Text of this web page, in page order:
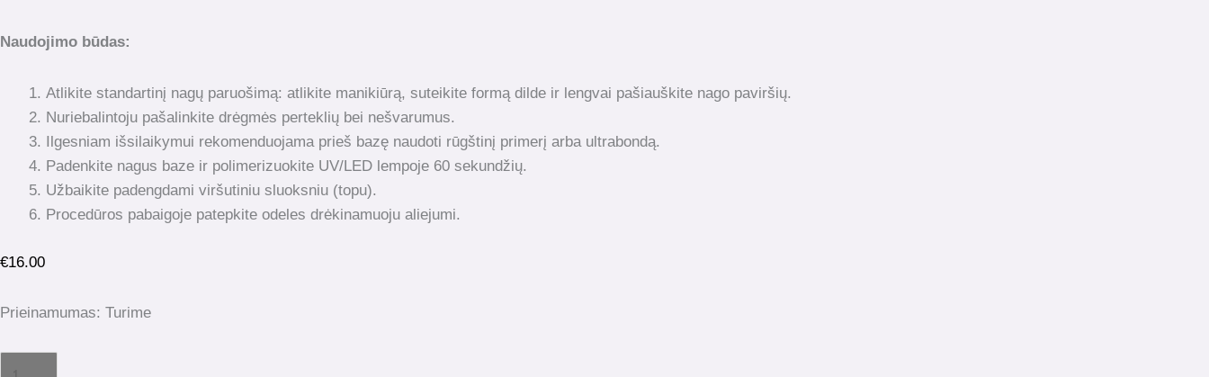
Naudojimo būdas:
Atlikite standartinį nagų paruošimą: atlikite manikiūrą, suteikite formą dilde ir lengvai pašiauškite nago paviršių.
Nuriebalintoju pašalinkite drėgmės perteklių bei nešvarumus.
Ilgesniam išsilaikymui rekomenduojama prieš bazę naudoti rūgštinį primerį arba ultrabondą.
Padenkite nagus baze ir polimerizuokite UV/LED lempoje 60 sekundžių.
Užbaikite padengdami viršutiniu sluoksniu (topu).
Procedūros pabaigoje patepkite odeles drėkinamuoju aliejumi.
€16.00
Prieinamumas: Turime